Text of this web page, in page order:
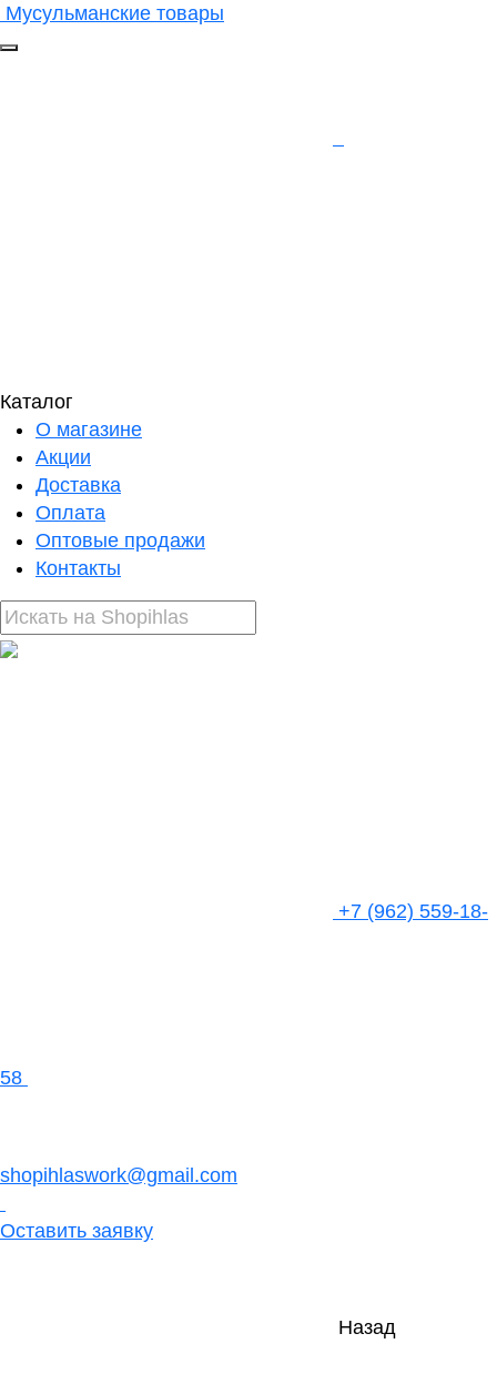
Мусульманские товары
Каталог
О магазине
Акции
Доставка
Оплата
Оптовые продажи
Контакты
+7 (962) 559-18-
58
shopihlaswork@gmail.com
Оставить заявку
Назад